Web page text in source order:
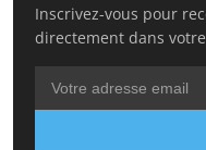
Inscrivez-vous pour
directement dans